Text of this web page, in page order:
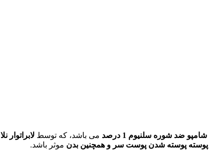
شامپو ضد شوره سلنیوم 1 درصد می باشد، که توسط لابراتوار نلا
پوسته شدن پوست سر و همچنین بدن موثر باشد.